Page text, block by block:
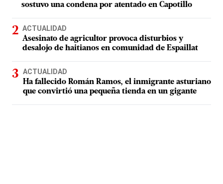
sostuvo una condena por atentado en Capotillo
ACTUALIDAD
Asesinato de agricultor provoca disturbios y
desalojo de haitianos en comunidad de Espaillat
ACTUALIDAD
Ha fallecido Román Ramos, el inmigrante asturiano
que convirtió una pequeña tienda en un gigante